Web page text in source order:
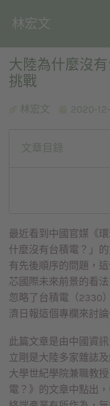
林宏文
大陸為什麼沒
挑戰
林宏文 2020-
文章目錄
最近看到中國官媒《
什麼沒有台積電？」
有先後順序的問題，
芯國際未來前景的看
忽略了台積電（2330
濟日報這個專欄來討論
此篇文章是由中國資
立剛是大陸多家雜誌
大學世紀學院兼職教
電？》的文章中點出